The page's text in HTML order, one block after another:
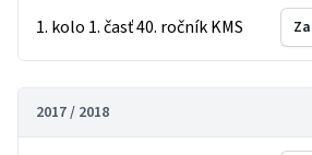
1. kolo 1. časť 40. ročník KMS
2017 / 2018